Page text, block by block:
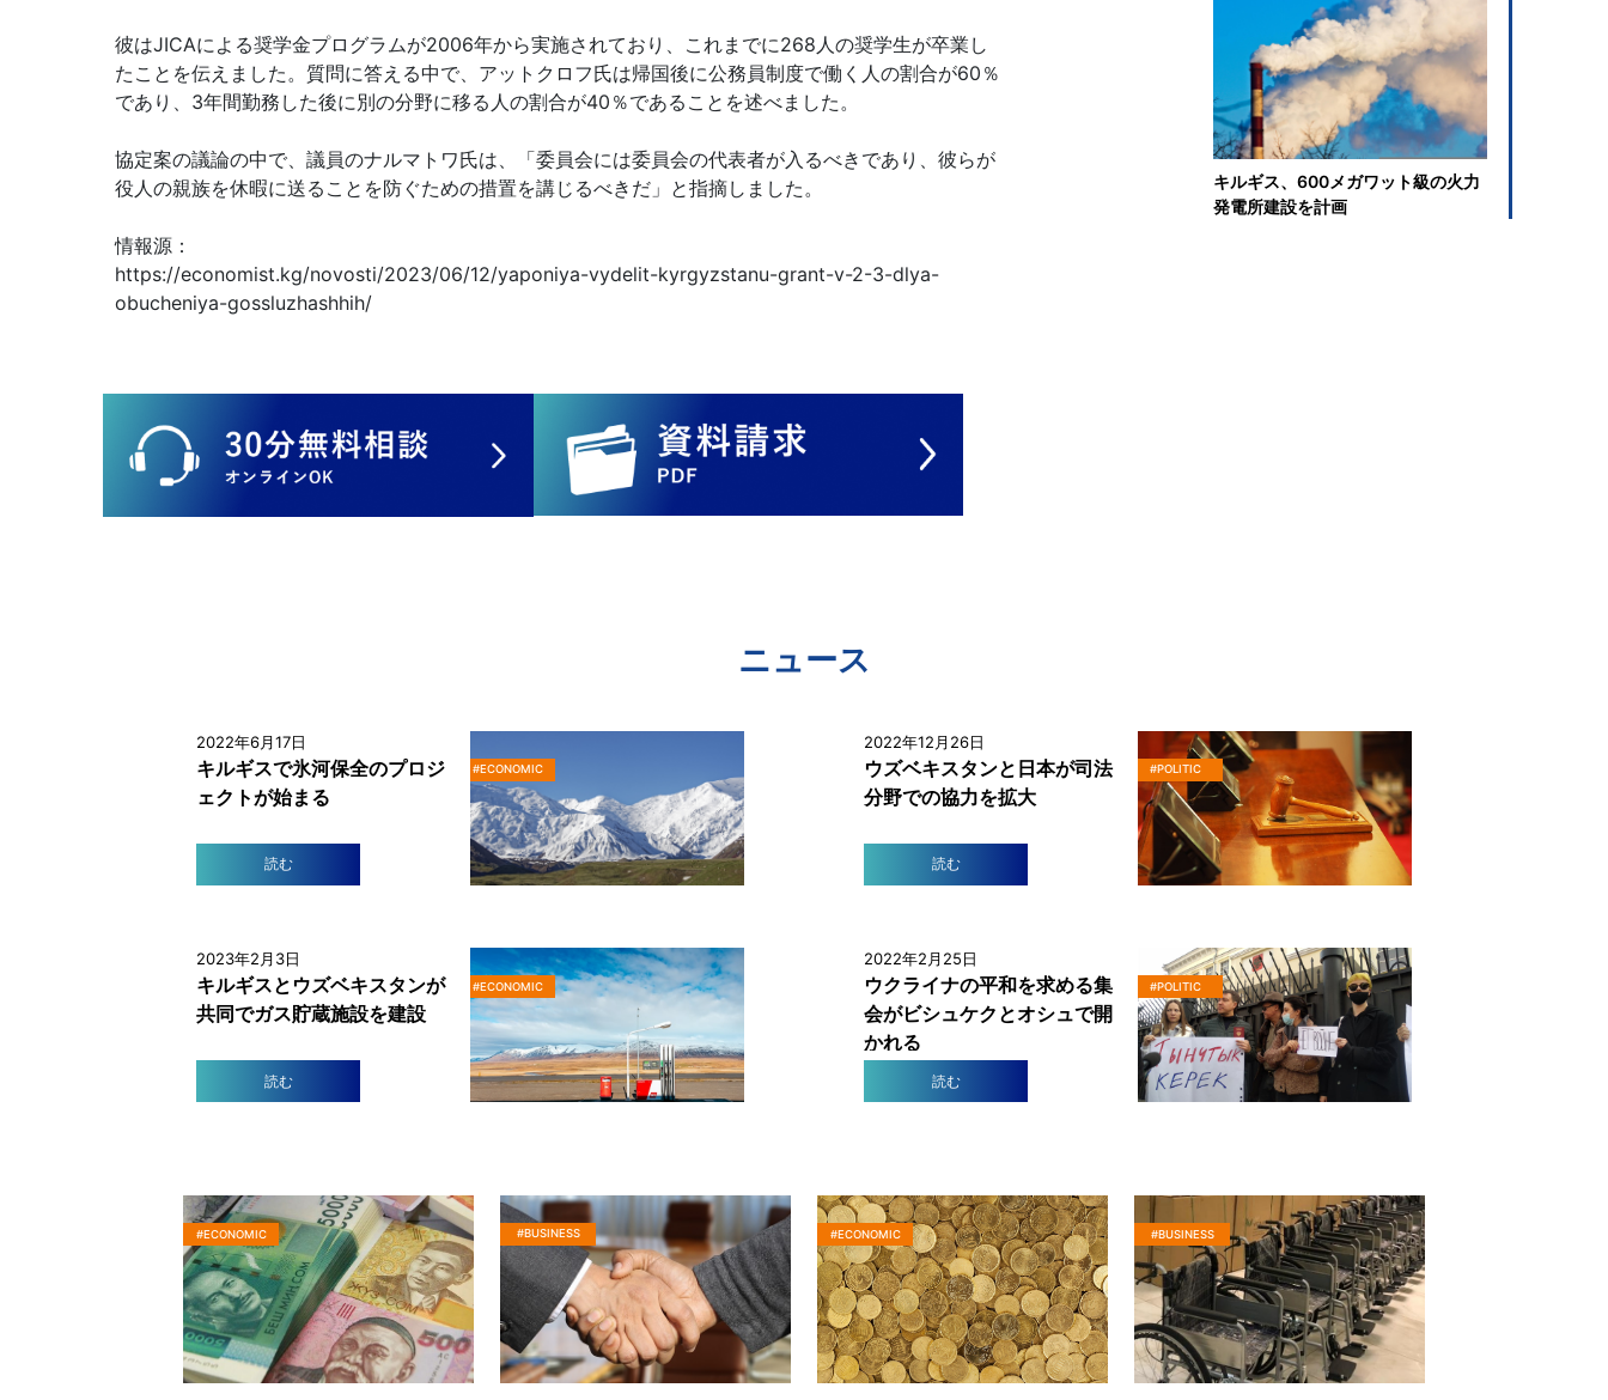
彼はJICAによる奨学金プログラムが2006年から実施されており、これまでに268人の奨学生が卒業し
たことを伝えました。質問に答える中で、アットクロフ氏は帰国後に公務員制度で働く人の割合が60％
であり、3年間勤務した後に別の分野に移る人の割合が40％であることを述べました。
協定案の議論の中で、議員のナルマトワ氏は、「委員会には委員会の代表者が入るべきであり、彼らが
役人の親族を休暇に送ることを防ぐための措置を講じるべきだ」と指摘しました。
情報源：
https://economist.kg/novosti/2023/06/12/yaponiya-vydelit-kyrgyzstanu-grant-v-2-3-dlya-
obucheniya-gossluzhashhih/
キルギス、600メガワット級の火力
発電所建設を計画
ニュース
#ECONOMIC
2022年6月17日
キルギスで氷河保全のプロジ
ェクトが始まる
読む
#POLITIC
2022年12月26日
ウズベキスタンと日本が司法
分野での協力を拡大
読む
#ECONOMIC
2023年2月3日
キルギスとウズベキスタンが
共同でガス貯蔵施設を建設
読む
#POLITIC
2022年2月25日
ウクライナの平和を求める集
会がビシュケクとオシュで開
かれる
読む
#ECONOMIC #BUSINESS #ECONOMIC #BUSINESS